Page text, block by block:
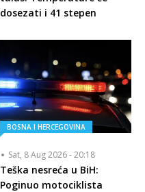
dosezati i 41 stepen
BOSNA I HERCEGOVINA
Sat, 8 Aug 2026 - 20:18
Teška nesreća u BiH:
Poginuo motociklista